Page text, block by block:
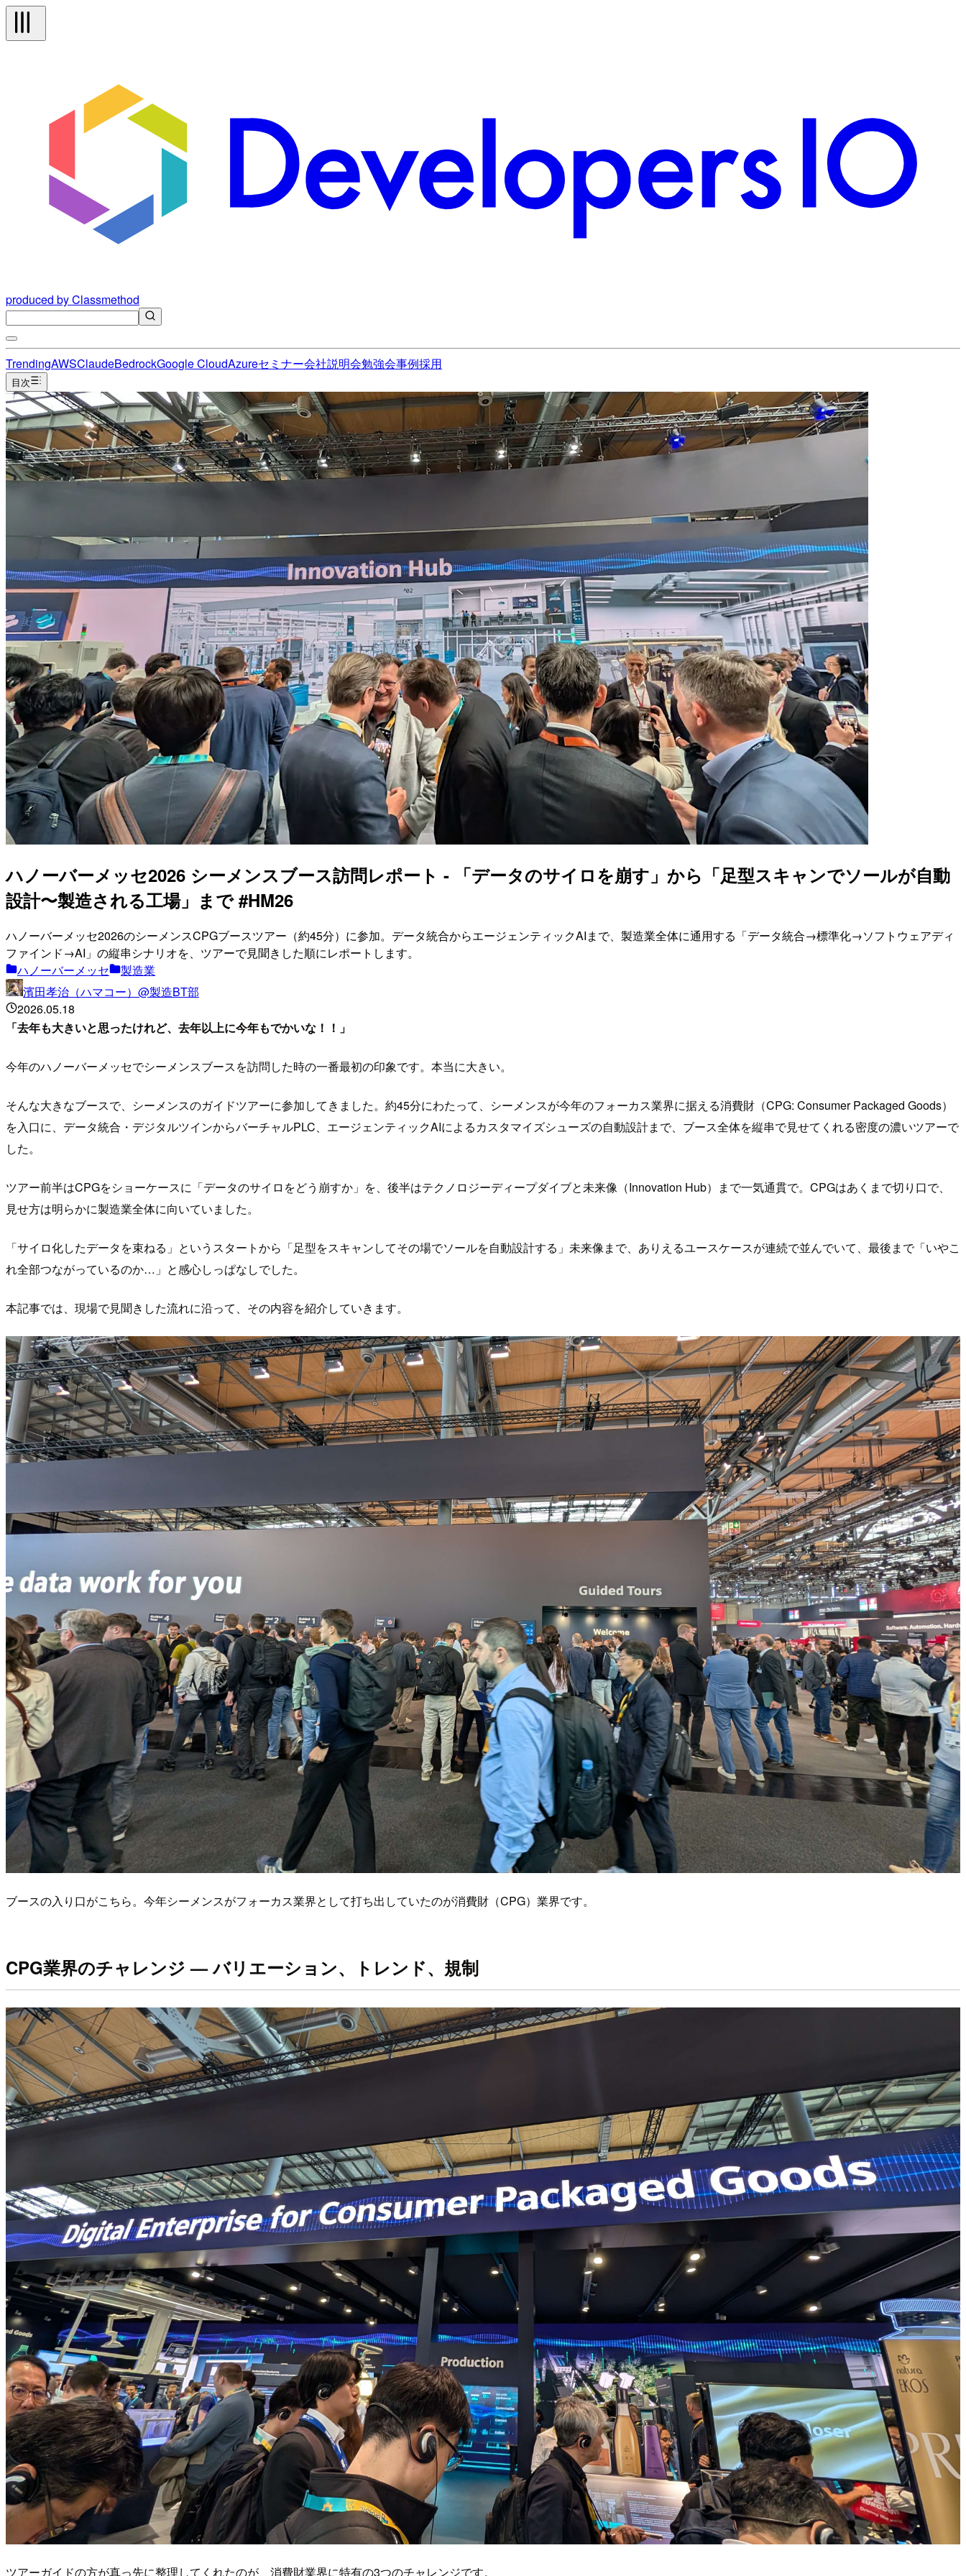
produced by Classmethod
TrendingAWSClaudeBedrockGoogle CloudAzureセミナー会社説明会勉強会事例採用
目次
ハノーバーメッセ2026 シーメンスブース訪問レポート - 「データのサイロを崩す」から「足型スキャンでソールが自動
設計〜製造される工場」まで #HM26
ハノーバーメッセ2026のシーメンスCPGブースツアー（約45分）に参加。データ統合からエージェンティックAIまで、製造業全体に通用する「データ統合→標準化→ソフトウェアディ
ファインド→AI」の縦串シナリオを、ツアーで見聞きした順にレポートします。
ハノーバーメッセ
製造業
濱田孝治（ハマコー）@製造BT部
2026.05.18
「去年も大きいと思ったけれど、去年以上に今年もでかいな！！」
今年のハノーバーメッセでシーメンスブースを訪問した時の一番最初の印象です。本当に大きい。
そんな大きなブースで、シーメンスのガイドツアーに参加してきました。約45分にわたって、シーメンスが今年のフォーカス業界に据える消費財（CPG: Consumer Packaged Goods）
を入口に、データ統合・デジタルツインからバーチャルPLC、エージェンティックAIによるカスタマイズシューズの自動設計まで、ブース全体を縦串で見せてくれる密度の濃いツアーで
した。
ツアー前半はCPGをショーケースに「データのサイロをどう崩すか」を、後半はテクノロジーディープダイブと未来像（Innovation Hub）まで一気通貫で。CPGはあくまで切り口で、
見せ方は明らかに製造業全体に向いていました。
「サイロ化したデータを束ねる」というスタートから「足型をスキャンしてその場でソールを自動設計する」未来像まで、ありえるユースケースが連続で並んでいて、最後まで「いやこ
れ全部つながっているのか…」と感心しっぱなしでした。
本記事では、現場で見聞きした流れに沿って、その内容を紹介していきます。
ブースの入り口がこちら。今年シーメンスがフォーカス業界として打ち出していたのが消費財（CPG）業界です。
CPG業界のチャレンジ — バリエーション、トレンド、規制
ツアーガイドの方が真っ先に整理してくれたのが、消費財業界に特有の3つのチャレンジです。